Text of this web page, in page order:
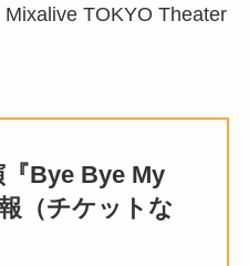
TOKYO Theater
『Bye Bye My
（チケットな